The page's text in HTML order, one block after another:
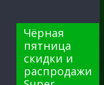
Чёрная
пятница
скидки и
распродажи